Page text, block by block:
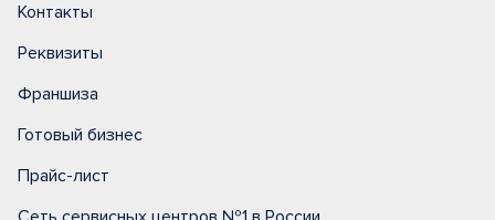
Контакты
Реквизиты
Франшиза
Готовый бизнес
Прайс-лист